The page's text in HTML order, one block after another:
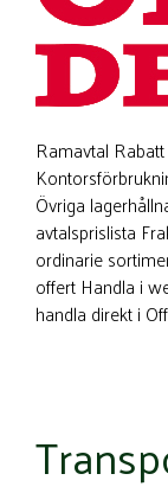
Ramavtal
Övriga
avtalsprislista
ordinarie
offert Handla i
handla direkt i